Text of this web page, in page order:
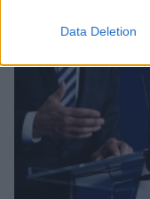
Data Deletion